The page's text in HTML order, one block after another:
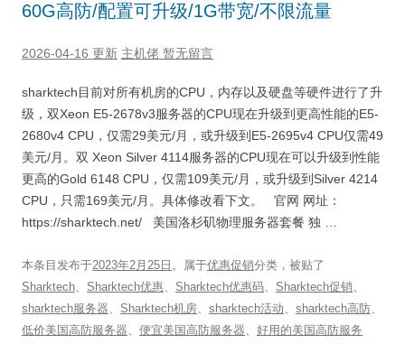
60G高防/配置可升级/1G带宽/不限流量
2026-04-16 更新 主机佬 暂无留言
sharktech目前对所有机房的CPU，内存以及硬盘等硬件进行了升
级，双Xeon E5-2678v3服务器的CPU现在升级到更高性能的E5-
2680v4 CPU，仅需29美元/月，或升级到E5-2695v4 CPU仅需49
美元/月。双 Xeon Silver 4114服务器的CPU现在可以升级到性能
更高的Gold 6148 CPU，仅需109美元/月，或升级到Silver 4214
CPU，只需169美元/月。具体修改看下文。 官网 网址：
https://sharktech.net/ 美国洛杉矶物理服务器套餐 独 …
本条目发布于2023年2月25日 。属于优惠促销分类，被贴了
Sharktech、 Sharktech优惠、 Sharktech优惠码、 Sharktech促销、
sharktech服务器、 Sharktech机房、 sharktech活动、 sharktech高防、
低价美国高防服务器、 便宜美国高防服务器、 好用的美国高防服务